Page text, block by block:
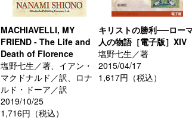
MACHIAVELLI, MY
FRIEND - The Life and
Death of Florence
塩野七生／著、イアン・
マクドナルド／訳、ロナ
ルド・ドーア／訳
2019/10/25
1,716円（税込）
キリストの勝利──ロー
人の物語［電子版］XIV
塩野七生／著
2015/04/17
1,617円（税込）